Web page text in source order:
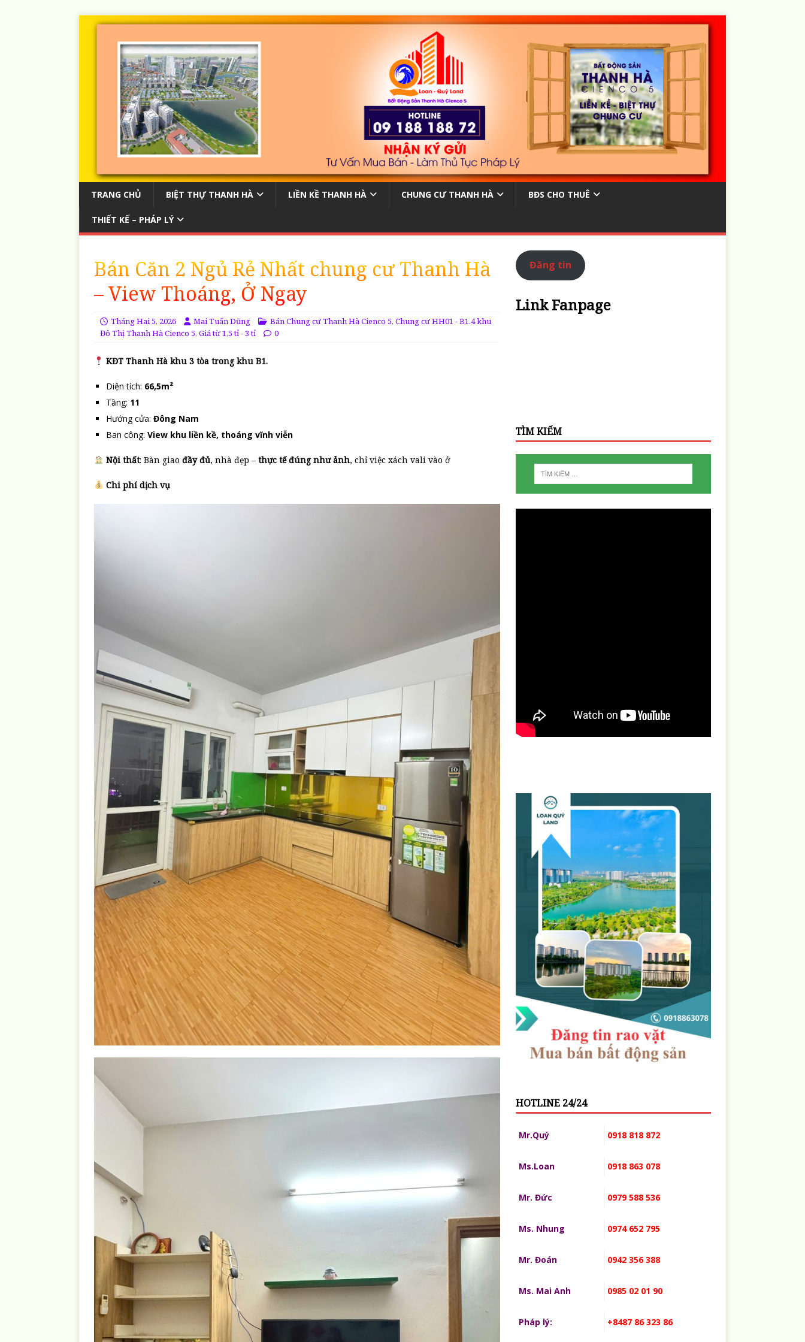
TRANG CHỦ BIỆT THỰ THANH HÀ LIỀN KỀ THANH HÀ CHUNG CƯ THANH HÀ BĐS CHO THUÊ
THIẾT KẾ – PHÁP LÝ
Bán Căn 2 Ngủ Rẻ Nhất chung cư Thanh Hà
– View Thoáng, Ở Ngay
Tháng Hai 5, 2026 Mai Tuấn Dũng Bán Chung cư Thanh Hà Cienco 5, Chung cư HH01 - B1.4 khu
Đô Thị Thanh Hà Cienco 5, Giá từ 1,5 tỉ - 3 tỉ 0
KĐT Thanh Hà khu 3 tòa trongkhu B1.
Diện tích: 66,5m²
Tầng: 11
Hướng cửa: Đông Nam
Ban công: View khu liền kề, thoáng vĩnh viễn
Nội thất: Bàn giao đầy đủ, nhà đẹp – thực tế đúng như ảnh, chỉ việc xách vali vào ở
Chi phí dịch vụ
Đăng tin
Link Fanpage
TÌM KIẾM
HOTLINE 24/24
Mr.Quý 0918 818 872
Ms.Loan 0918 863 078
Mr. Đức 0979 588 536
Ms. Nhung 0974 652 795
Mr. Đoán 0942 356 388
Ms. Mai Anh 0985 02 01 90
Pháp lý: +8487 86 323 86